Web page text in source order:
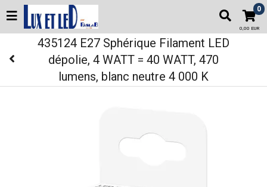
0
0,00 EUR
435124 E27 Sphérique Filament LED
dépolie, 4 WATT = 40 WATT, 470
lumens, blanc neutre 4 000 K